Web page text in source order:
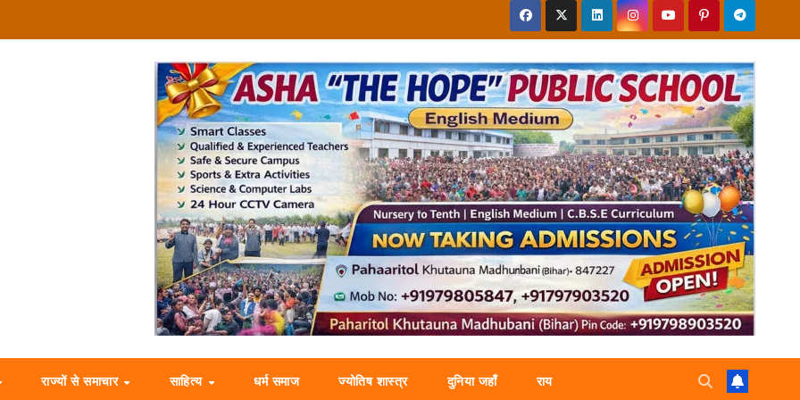
राज्यों से समाचार साहित्य धर्म समाज ज्योतिष शास्त्र दुनिया जहाँ राय